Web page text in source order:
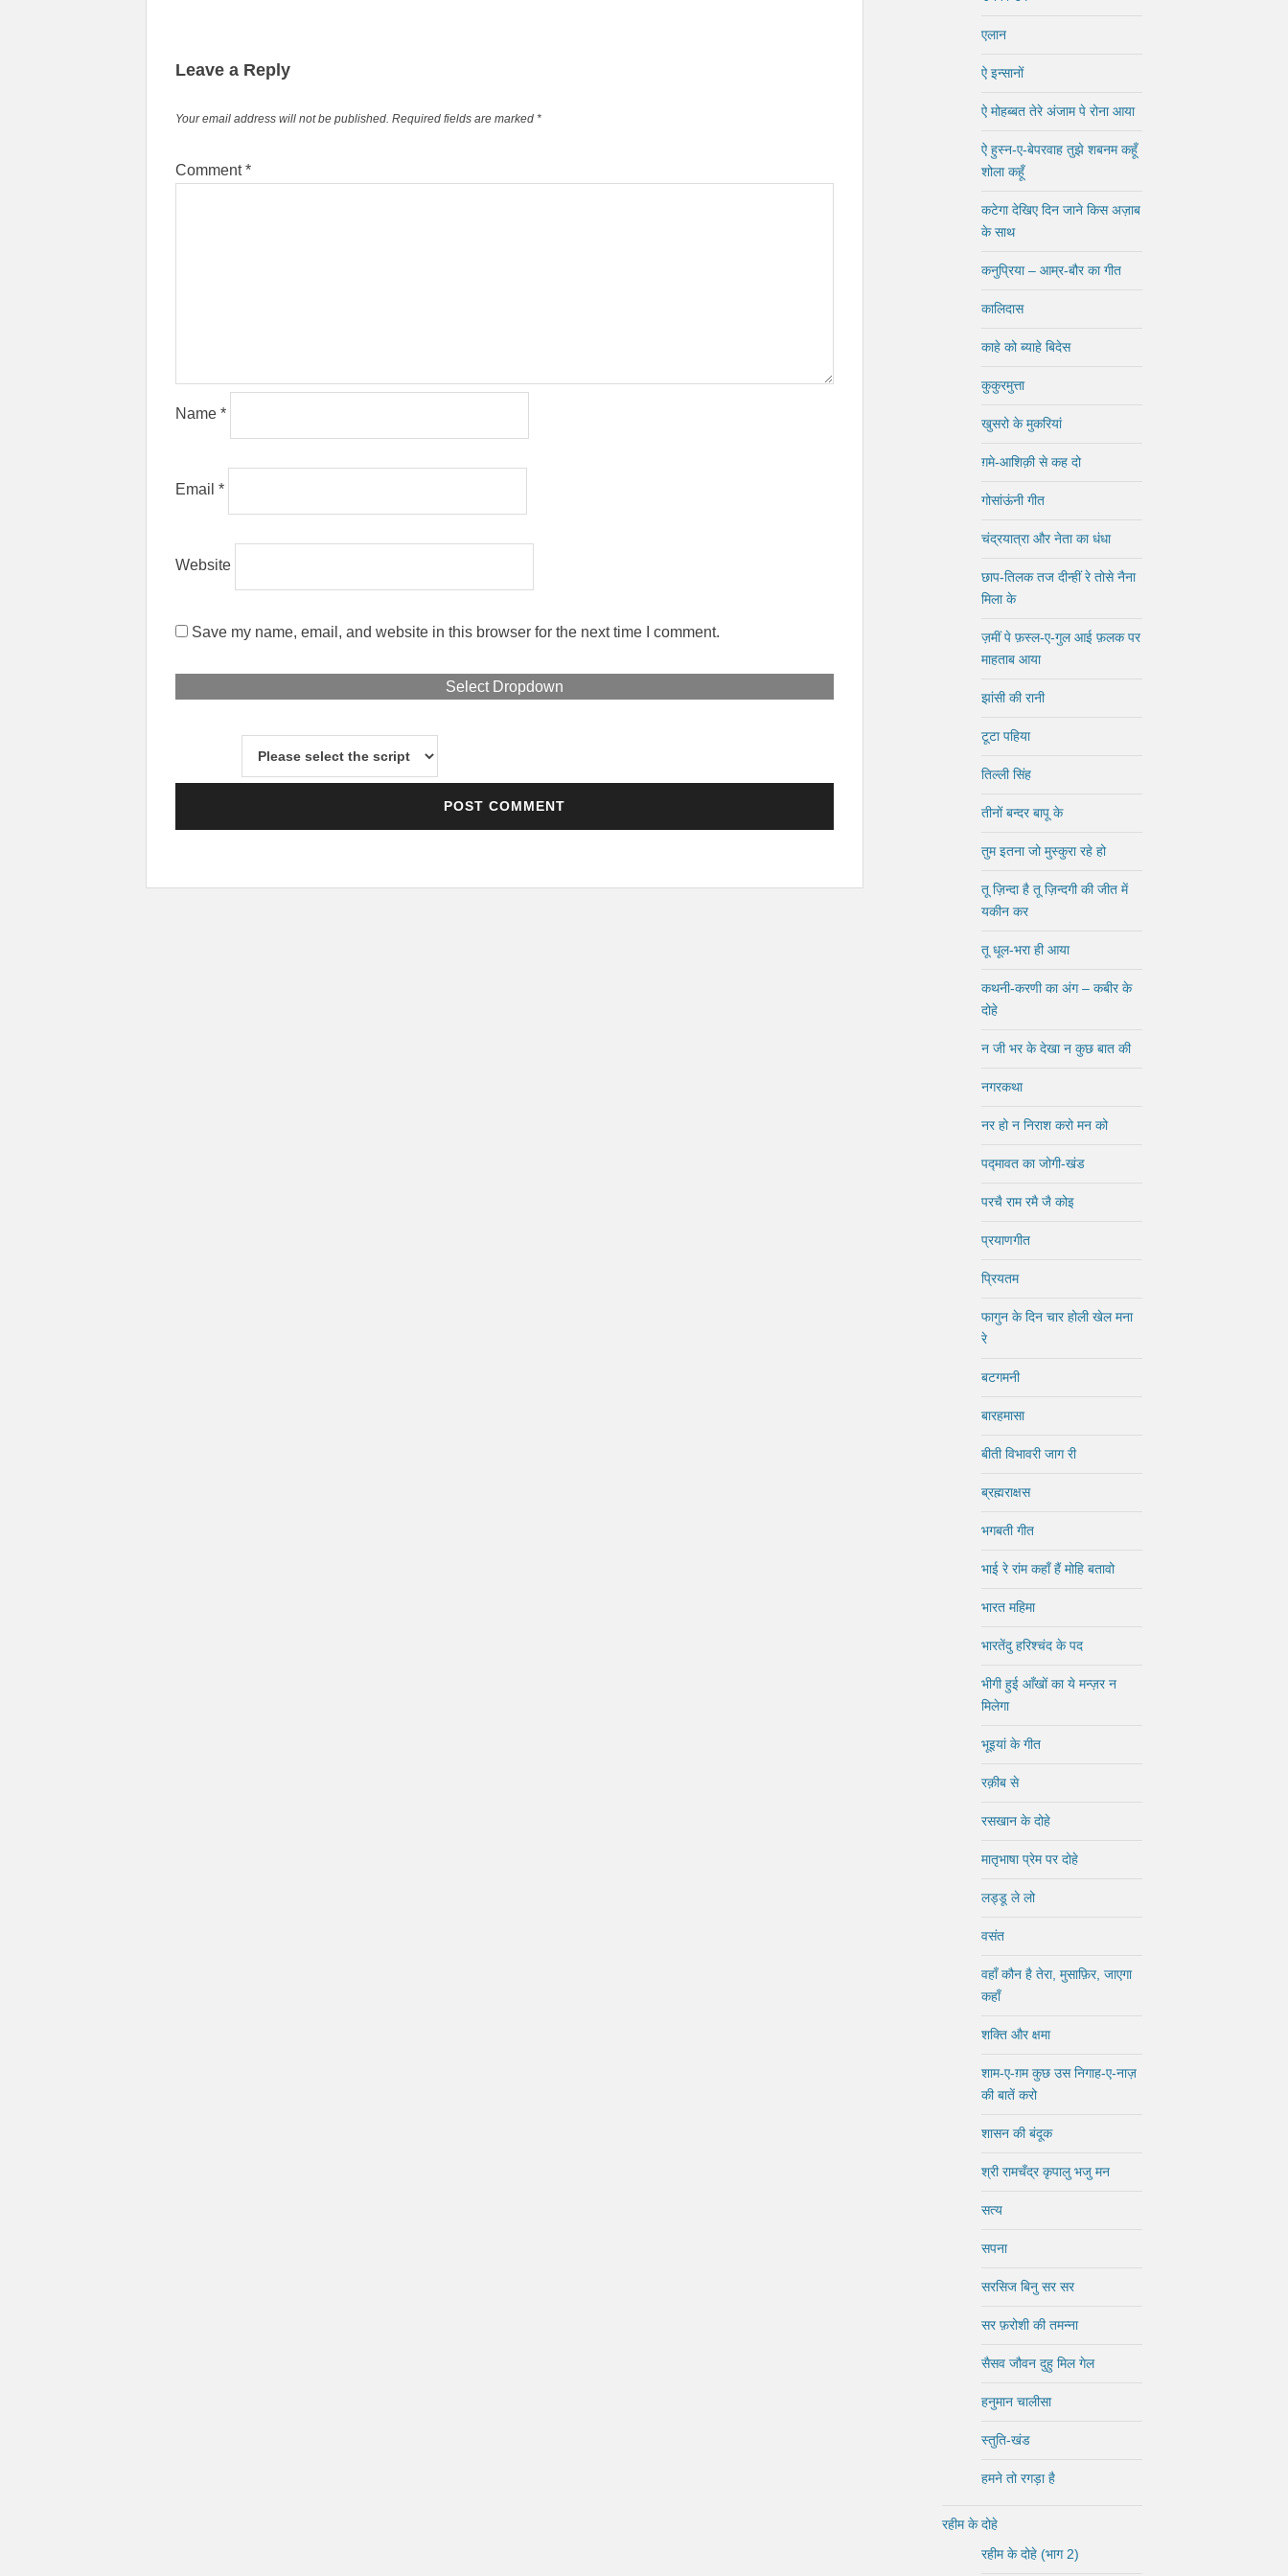
Leave a Reply
Your email address will not be published. Required fields are marked *
Comment*
Name *
Email *
Website
Save my name, email, and website in this browser for the next time I comment.
Select Dropdown
एलान
ऐ इन्सानों
ऐ मोहब्बत तेरे अंजाम पे रोना आया
ऐ हुस्न-ए-बेपरवाह तुझे शबनम कहूँ
शोला कहूँ
कटेगा देखिए दिन जाने किस अज़ाब
के साथ
कनुप्रिया – आम्र-बौर का गीत
कालिदास
काहे को ब्याहे बिदेस
कुकुरमुत्ता
खुसरो के मुकरियां
ग़मे-आशिक़ी से कह दो
गोसांऊंनी गीत
चंद्रयात्रा और नेता का धंधा
छाप-तिलक तज दीन्हीं रे तोसे नैना
मिला के
ज़मीं पे फ़स्ल-ए-गुल आई फ़लक पर
माहताब आया
झांसी की रानी
टूटा पहिया
तिल्ली सिंह
तीनों बन्दर बापू के
तुम इतना जो मुस्कुरा रहे हो
तू ज़िन्दा है तू ज़िन्दगी की जीत में
यकीन कर
तू धूल-भरा ही आया
कथनी-करणी का अंग – कबीर के
दोहे
न जी भर के देखा न कुछ बात की
नगरकथा
नर हो न निराश करो मन को
पद्मावत का जोगी-खंड
परचै राम रमै जै कोइ
प्रयाणगीत
प्रियतम
फागुन के दिन चार होली खेल मना
रे
बटगमनी
बारहमासा
बीती विभावरी जाग री
ब्रह्मराक्षस
भगबती गीत
भाई रे रांम कहाँ हैं मोहि बतावो
भारत महिमा
भारतेंदु हरिश्चंद के पद
भीगी हुई आँखों का ये मन्ज़र न
मिलेगा
भूइयां के गीत
रक़ीब से
रसखान के दोहे
मातृभाषा प्रेम पर दोहे
लड्डू ले लो
वसंत
वहाँ कौन है तेरा, मुसाफ़िर, जाएगा
कहाँ
शक्ति और क्षमा
शाम-ए-ग़म कुछ उस निगाह-ए-नाज़
की बातें करो
शासन की बंदूक
श्री रामचँद्र कृपालु भजु मन
सत्य
सपना
सरसिज बिनु सर सर
सर फ़रोशी की तमन्ना
सैसव जौवन दुहु मिल गेल
हनुमान चालीसा
स्तुति-खंड
हमने तो रगड़ा है
रहीम के दोहे
रहीम के दोहे (भाग 2)